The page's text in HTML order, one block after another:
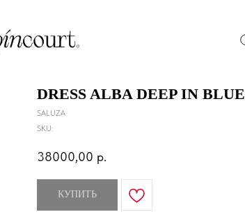
DRESS ALBA DEEP IN BLUE
SALUZA
SKU:
38000,00 р.
КУПИТЬ